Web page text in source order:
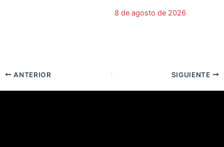
8 de agosto de 2026
ANTERIOR SIGUIENTE